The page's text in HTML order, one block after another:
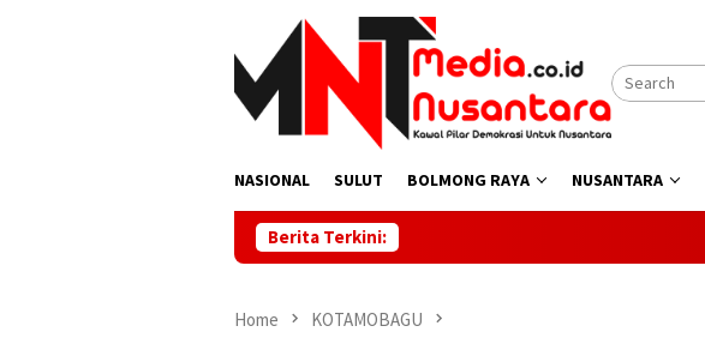
NASIONAL SULUT BOLMONG RAYA NUSANTARA
Berita Terkini:
Home KOTAMOBAGU